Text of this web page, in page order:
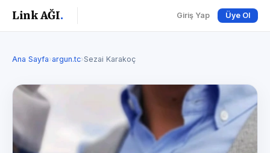
Link AĞI. Giriş Yap Üye Ol
Ana Sayfa›argun.tc›Sezai Karakoç